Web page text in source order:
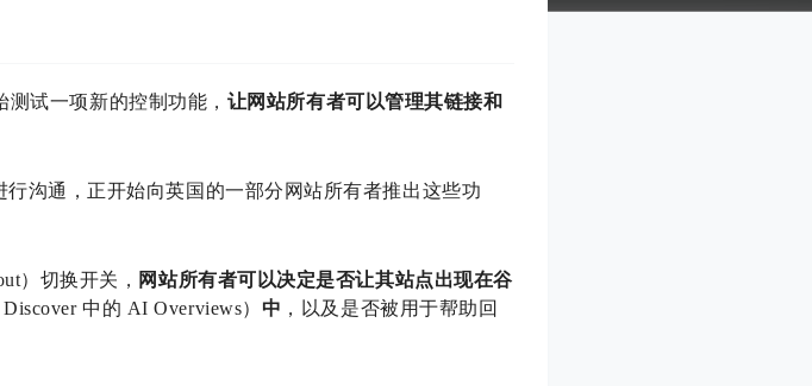
试一项新的控制功能， 让网站所有者可以管理其链接和
沟通，正开始向英国的一部分网站所有者推出这些功
）切换开关， 网站所有者可以决定是否让其站点出现在谷
中的 AI Overviews） 中 ，以及是否被用于帮助回